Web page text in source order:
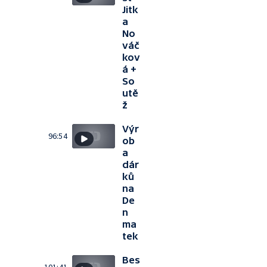
Jitk
a
No
váč
kov
á +
So
utě
ž
96:54
Výr
ob
a
dár
ků
na
De
n
ma
tek
Bes